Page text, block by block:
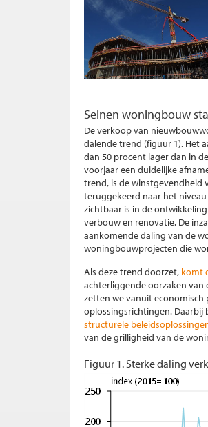
Seinen woningbouw
De verkoop van
dalende trend (figuur 1). Het
dan 50 procent lager dan in
voorjaar een duidelijke
trend, is de winstgevendheid
teruggekeerd naar het
zichtbaar is in de
verbouw en renovatie. De
aankomende daling van de
woningbouwprojecten die
Als deze trend doorzet, komt
achterliggende oorzaken van
zetten we vanuit economisch
oplossingsrichtingen. Daarbij
structurele
van de grilligheid van de
Figuur 1. Sterke daling